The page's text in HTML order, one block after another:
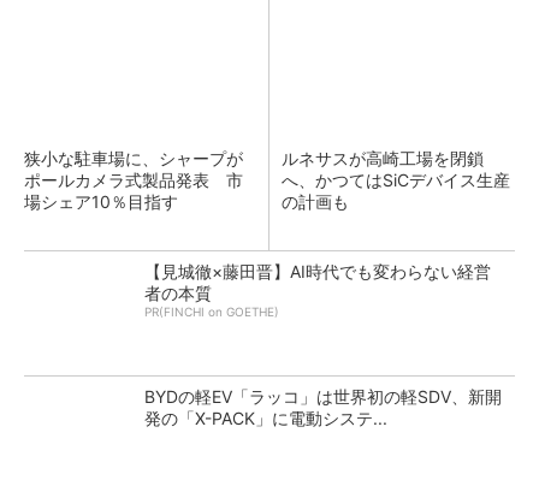
狭小な駐車場に、シャープが
ポールカメラ式製品発表 市
場シェア10％目指す
ルネサスが高崎工場を閉鎖
へ、かつてはSiCデバイス生産
の計画も
【見城徹×藤田晋】AI時代でも変わらない経営
者の本質
PR(FINCHI on GOETHE)
BYDの軽EV「ラッコ」は世界初の軽SDV、新開
発の「X-PACK」に電動システ...